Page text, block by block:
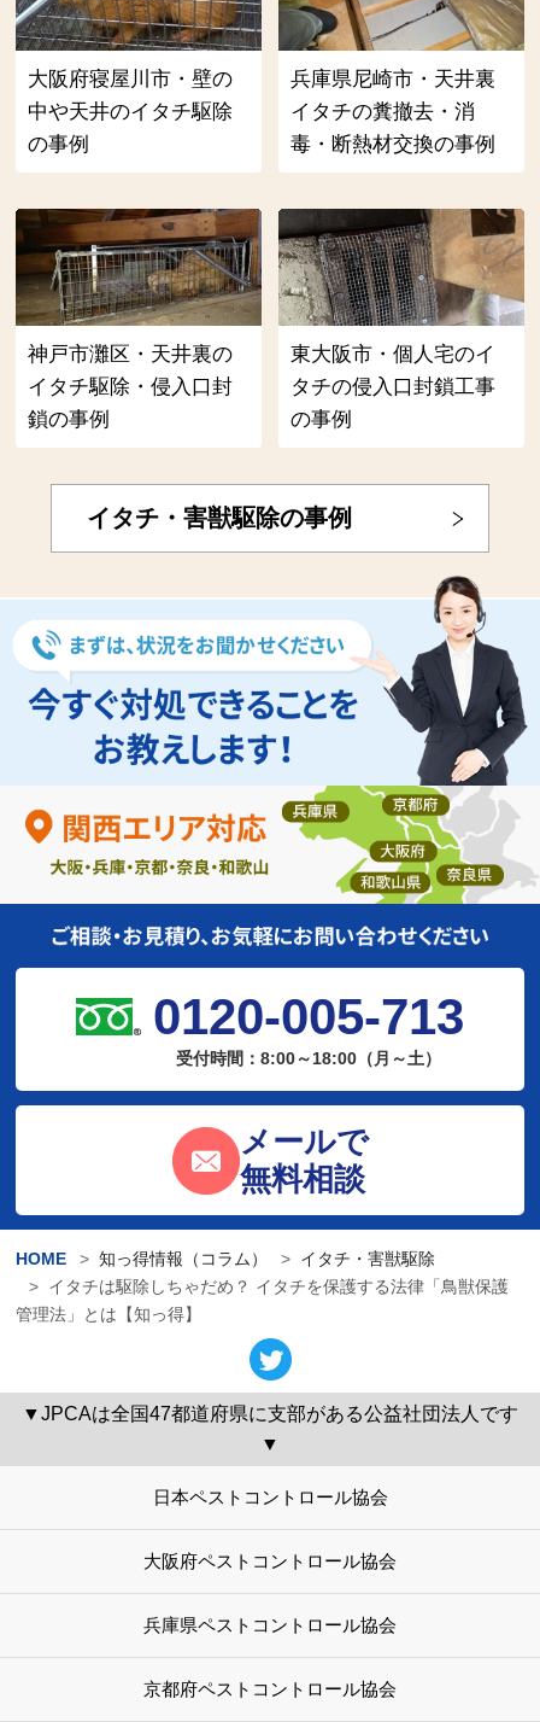
大阪府寝屋川市・壁の
中や天井のイタチ駆除
の事例
兵庫県尼崎市・天井裏
イタチの糞撤去・消
毒・断熱材交換の事例
神戸市灘区・天井裏の
イタチ駆除・侵入口封
鎖の事例
東大阪市・個人宅のイ
タチの侵入口封鎖工事
の事例
イタチ・害獣駆除の事例
0120-005-713
受付時間：8:00～18:00（月～土）
メールで
無料相談
HOME 知っ得情報（コラム）
イタチ・害獣駆除
イタチは駆除しちゃだめ？ イタチを保護する法律「鳥獣保護
管理法」とは【知っ得】
▼JPCAは全国47都道府県に支部がある公益社団法人です
▼
日本ペストコントロール協会
大阪府ペストコントロール協会
兵庫県ペストコントロール協会
京都府ペストコントロール協会